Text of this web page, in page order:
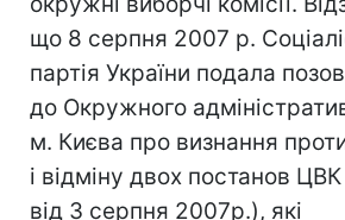
що 8 серпня 2007 р.
партія України подала
до Окружного
м. Києва про визнання
і відміну двох постанов
від 3 серпня 2007р.), які